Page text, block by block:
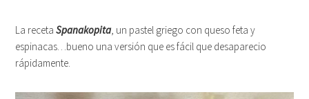
La recetaSpanakopita, un pastel griego con queso feta y
espinacas…bueno una versión que es fácil que desaparecio
rápidamente.